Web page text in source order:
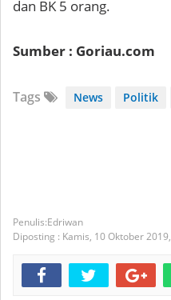
dan BK 5 orang.
Sumber : Goriau.com
Tags News Politik
Edriwan
Diposting : Kamis, 10 Oktober 2019,